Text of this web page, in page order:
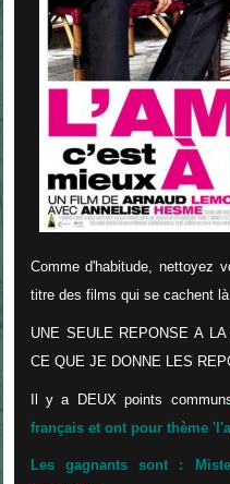
Comme d'habitude, nettoyez
titre des films qui se cachent là
UNE SEULE REPONSE A
CE QUE JE DONNE LES
Il y a DEUX points
français et ont pour thème
Les gagnants sont :